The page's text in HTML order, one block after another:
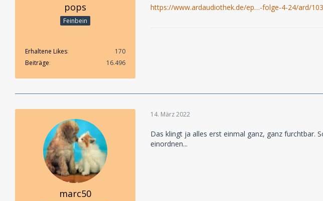
pops
Feinbein
Erhaltene Likes
170
Beiträge
16.496
https://www.ardaudiothek.de/ep…-folge-4-24/ard/
marc50
14. März 2022
Das klingt ja alles erst einmal ganz, ganz furchtbar.
einordnen...